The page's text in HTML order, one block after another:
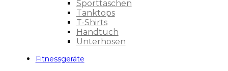
Sporttaschen
Tanktops
T-Shirts
Handtuch
Unterhosen
Fitnessgeräte